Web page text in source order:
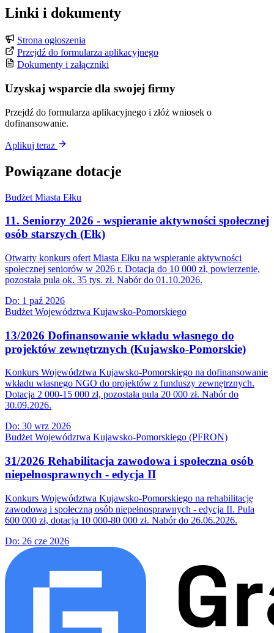
Linki i dokumenty
Strona ogłoszenia
Przejdź do formularza aplikacyjnego
Dokumenty i załączniki
Uzyskaj wsparcie dla swojej firmy
Przejdź do formularza aplikacyjnego i złóż wniosek o
dofinansowanie.
Aplikuj teraz
Powiązane dotacje
Budżet Miasta Ełku
11. Seniorzy 2026 - wspieranie aktywności społecznej
osób starszych (Ełk)
Otwarty konkurs ofert Miasta Ełku na wspieranie aktywności
społecznej seniorów w 2026 r. Dotacja do 10 000 zł, powierzenie,
pozostała pula ok. 35 tys. zł. Nabór do 01.10.2026.
Do: 1 paź 2026
Budżet Województwa Kujawsko-Pomorskiego
13/2026 Dofinansowanie wkładu własnego do
projektów zewnętrznych (Kujawsko-Pomorskie)
Konkurs Województwa Kujawsko-Pomorskiego na dofinansowanie
wkładu własnego NGO do projektów z funduszy zewnętrznych.
Dotacja 2 000-15 000 zł, pozostała pula 20 000 zł. Nabór do
30.09.2026.
Do: 30 wrz 2026
Budżet Województwa Kujawsko-Pomorskiego (PFRON)
31/2026 Rehabilitacja zawodowa i społeczna osób
niepełnosprawnych - edycja II
Konkurs Województwa Kujawsko-Pomorskiego na rehabilitację
zawodową i społeczną osób niepełnosprawnych - edycja II. Pula
600 000 zł, dotacja 10 000-80 000 zł. Nabór do 26.06.2026.
Do: 26 cze 2026